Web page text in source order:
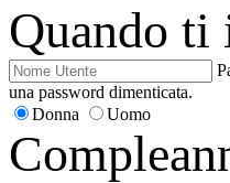
Quando
una password dimenticata.
Donna
Uomo